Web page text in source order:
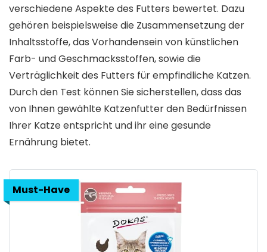
verschiedene Aspekte des Futters bewertet. Dazu
gehören beispielsweise die Zusammensetzung der
Inhaltsstoffe, das Vorhandensein von künstlichen
Farb- und Geschmacksstoffen, sowie die
Verträglichkeit des Futters für empfindliche Katzen.
Durch den Test können Sie sicherstellen, dass das
von Ihnen gewählte Katzenfutter den Bedürfnissen
Ihrer Katze entspricht und ihr eine gesunde
Ernährung bietet.
Must-Have